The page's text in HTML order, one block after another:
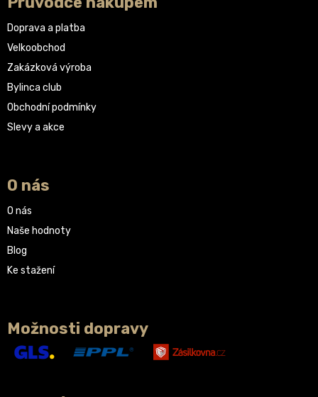
Doprava a platba
Velkoobchod
Zakázková výroba
Bylinca club
Obchodní podmínky
Slevy a akce
O nás
O nás
Naše hodnoty
Blog
Ke stažení
Možnosti dopravy